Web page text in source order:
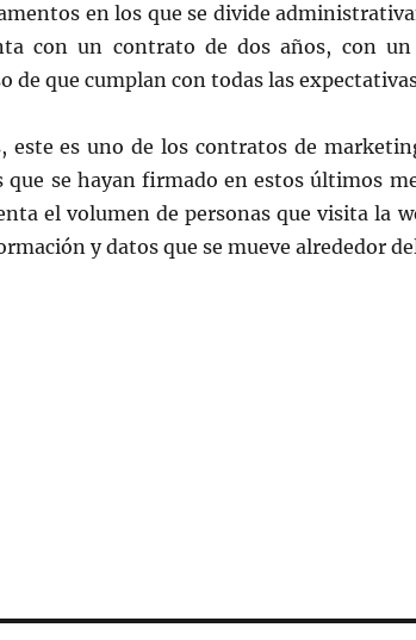
en los que se divide
con un contrato de dos años, con
de que cumplan con todas las
este es uno de los contratos de
se hayan firmado en estos últimos
el volumen de personas que visita la
y datos que se mueve alrededor